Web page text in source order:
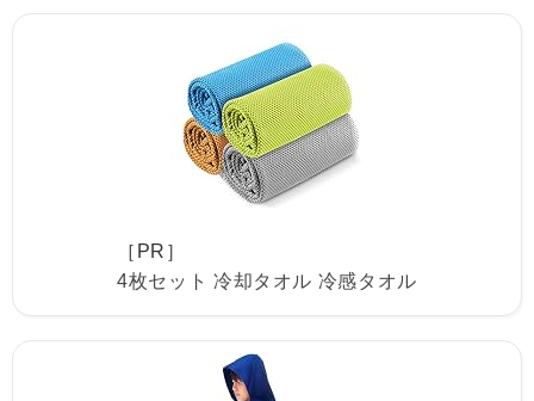
［PR］
4枚セット 冷却タオル 冷感タオル